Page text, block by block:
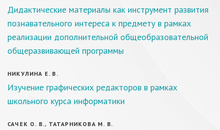
Дидактические материалы как инструмент развития
познавательного интереса к предмету в рамках
реализации дополнительной общеобразовательной
общеразвивающей программы
НИКУЛИНА Е. В.
Изучение графических редакторов в рамках
школьного курса информатики
САЧЕК О. В., ТАТАРНИКОВА М. В.